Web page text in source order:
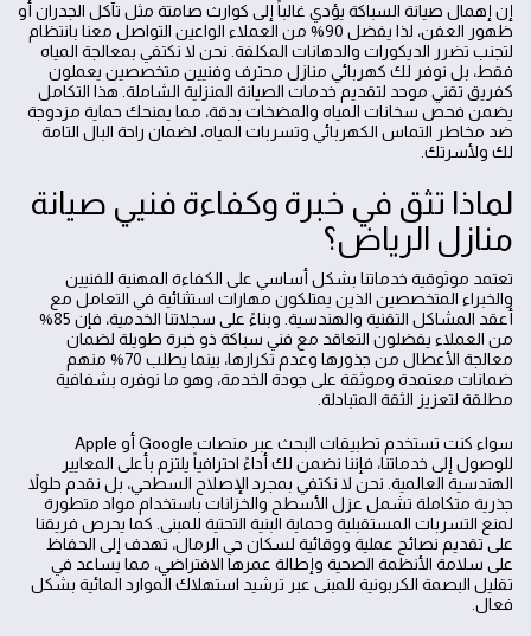
إن إهمال صيانة السباكة يؤدي غالباً إلى كوارث صامتة مثل تآكل الجدران أو
ظهور العفن، لذا يفضل 90% من العملاء الواعين التواصل معنا بانتظام
لتجنب تضرر الديكورات والدهانات المكلفة. نحن لا نكتفي بمعالجة المياه
فقط، بل نوفر لك كهربائي منازل محترف وفنيين متخصصين يعملون
كفريق تقني موحد لتقديم خدمات الصيانة المنزلية الشاملة. هذا التكامل
يضمن فحص سخانات المياه والمضخات بدقة، مما يمنحك حماية مزدوجة
ضد مخاطر التماس الكهربائي وتسربات المياه، لضمان راحة البال التامة
لك ولأسرتك.
لماذا تثق في خبرة وكفاءة فنيي صيانة
منازل الرياض؟
تعتمد موثوقية خدماتنا بشكل أساسي على الكفاءة المهنية للفنيين
والخبراء المتخصصين الذين يمتلكون مهارات استثنائية في التعامل مع
أعقد المشاكل التقنية والهندسية. وبناءً على سجلاتنا الخدمية، فإن 85%
من العملاء يفضلون التعاقد مع فني سباكة ذو خبرة طويلة لضمان
معالجة الأعطال من جذورها وعدم تكرارها، بينما يطلب 70% منهم
ضمانات معتمدة وموثقة على جودة الخدمة، وهو ما نوفره بشفافية
مطلقة لتعزيز الثقة المتبادلة.
سواء كنت تستخدم تطبيقات البحث عبر منصات Google أو Apple
للوصول إلى خدماتنا، فإننا نضمن لك أداءً احترافياً يلتزم بأعلى المعايير
الهندسية العالمية. نحن لا نكتفي بمجرد الإصلاح السطحي، بل نقدم حلولاً
جذرية متكاملة تشمل عزل الأسطح والخزانات باستخدام مواد متطورة
لمنع التسربات المستقبلية وحماية البنية التحتية للمبنى. كما يحرص فريقنا
على تقديم نصائح عملية ووقائية لسكان حي الرمال، تهدف إلى الحفاظ
على سلامة الأنظمة الصحية وإطالة عمرها الافتراضي، مما يساعد في
تقليل البصمة الكربونية للمبنى عبر ترشيد استهلاك الموارد المائية بشكل
فعال.